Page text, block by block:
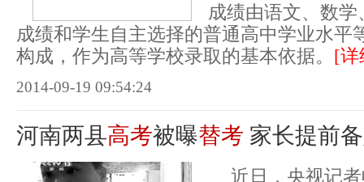
成绩由语文、数
成绩和学生自主选择的普通高中学业水平
构成，作为高等学校录取的基本依据。 [详
2014-09-19 09:54:24
河南两县高考被曝替考 家长提前
近日，央视记